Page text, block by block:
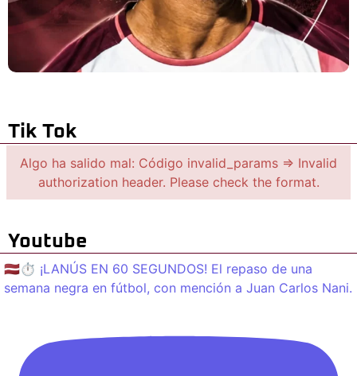
Tik Tok
Algo ha salido mal: Código invalid_params => Invalid
authorization header. Please check the format.
Youtube
🇱🇻⏱️ ¡LANÚS EN 60 SEGUNDOS! El repaso de una
semana negra en fútbol, con mención a Juan Carlos Nani.